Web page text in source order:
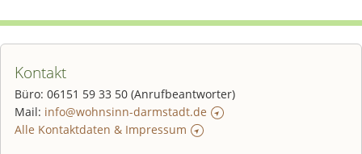
Kontakt
Büro: 06151 59 33 50 (Anrufbeantworter)
Mail: info@wohnsinn-darmstadt.de
Alle Kontaktdaten & Impressum